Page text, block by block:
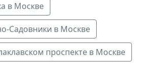
в Москве
Садовники в Москве
проспекте в Москве